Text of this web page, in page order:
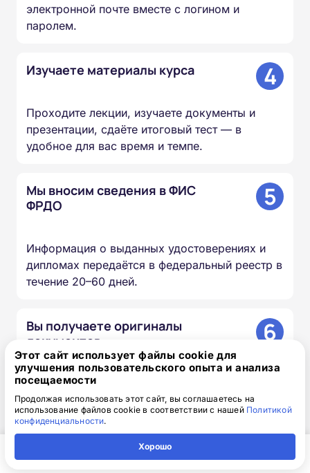
электронной почте вместе с логином и
паролем.
Изучаете материалы курса 4
Проходите лекции, изучаете документы и
презентации, сдаёте итоговый тест — в
удобное для вас время и темпе.
Мы вносим сведения в ФИС
ФРДО
5
Информация о выданных удостоверениях и
дипломах передаётся в федеральный реестр в
течение 20–60 дней.
Вы получаете оригиналы
документов
6
Скан-копии направляем на почту в день
окончания курса, оригиналы доставляем
Почтой России бесплатно.
Этот сайт использует файлы cookie для
улучшения пользовательского опыта и анализа
посещаемости
Продолжая использовать этот сайт, вы соглашаетесь на
использование файлов cookie в соответствии с нашей Политикой
конфиденциальности.
Хорошо